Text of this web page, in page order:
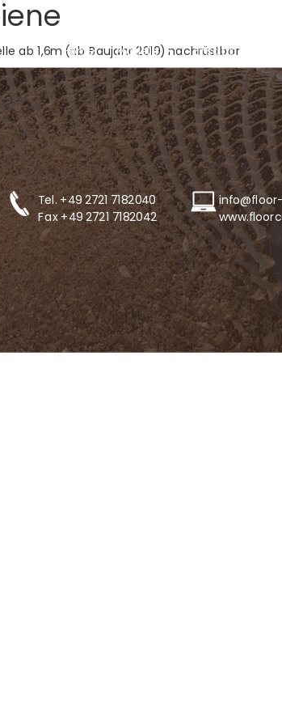
Home Modelle Einsatzbereiche
ab 1,6m (ab Baujahr 2019) nachrüstbar
Tel.+49 2721 7182040
Fax +49 2721 7182042